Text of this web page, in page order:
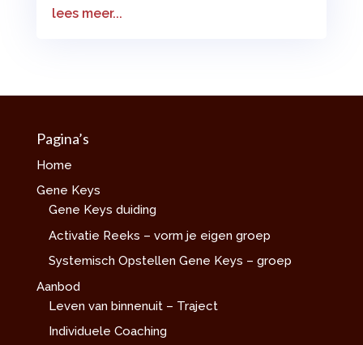
lees meer...
Pagina’s
Home
Gene Keys
Gene Keys duiding
Activatie Reeks – vorm je eigen groep
Systemisch Opstellen Gene Keys – groep
Aanbod
Leven van binnenuit – Traject
Individuele Coaching